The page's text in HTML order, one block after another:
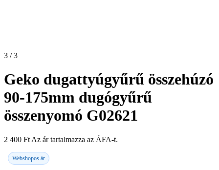
3 / 3
Geko dugattyúgyűrű összehúzó
90-175mm dugógyűrű
összenyomó G02621
2 400 Ft Az ár tartalmazza az ÁFA-t.
Webshopos ár